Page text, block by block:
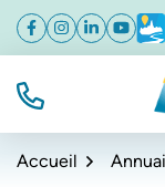
Aller
navigation
Aller
au
Aller
au
de
Facebook
(ouverture dans un
Instagram
(ouverture
Linkedin
(ouverture
TÉL.
Accueil